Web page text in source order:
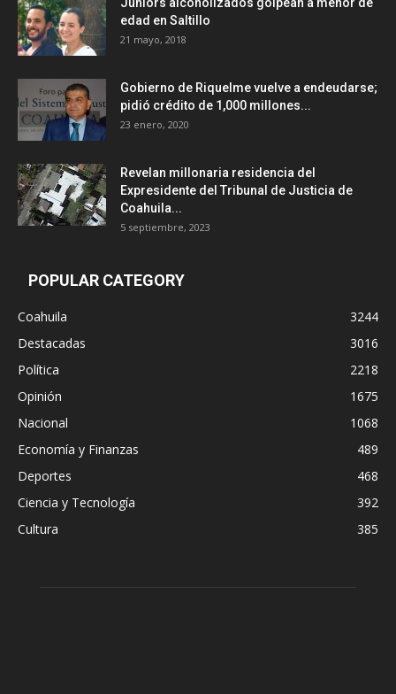
edad en Saltillo
21 mayo, 2018
Gobierno de Riquelme vuelve a endeudarse;
pidió crédito de 1,000 millones...
23 enero, 2020
Revelan millonaria residencia del
Expresidente del Tribunal de Justicia de
Coahuila...
5 septiembre, 2023
POPULAR CATEGORY
Coahuila
3244
Destacadas
3016
Política
2218
Opinión
1675
Nacional
1068
Economía y Finanzas
489
Deportes
468
Ciencia y Tecnología
392
Cultura
385